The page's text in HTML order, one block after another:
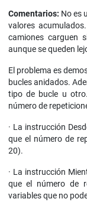
Comentarios: No es
valores
camiones carguen
aunque se queden
El problema es
bucles anidados.
tipo de bucle u
número de
· La instrucción
que el número de
20).
· La instrucción
que el número de
variables que no